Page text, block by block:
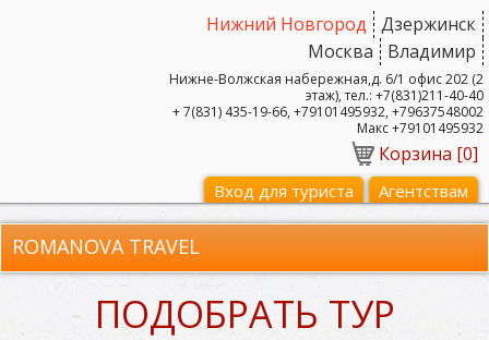
Дзержинск
Нижний Новгород
Владимир
Москва
Нижне-Волжская набережная,д. 6/1 офис 202 (2
этаж), тел.: +7(831)211-40-40
+ 7(831) 435-19-66, +79101495932, +79637548002
Макс +79101495932
Корзина [0]
Вход для туриста Агентствам
ROMANOVA TRAVEL
ПОДОБРАТЬ ТУР